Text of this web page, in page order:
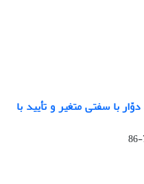
با سفتی متغیر و تأیید با